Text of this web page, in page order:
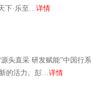
下·乐至…详情
头直采 研发赋能”中国行
的活力。彭…详情